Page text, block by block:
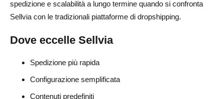
spedizione e scalabilità a lungo termine quando si confronta
Sellvia con le tradizionali piattaforme di dropshipping.
Dove eccelle Sellvia
Spedizione più rapida
Configurazione semplificata
Contenuti predefiniti